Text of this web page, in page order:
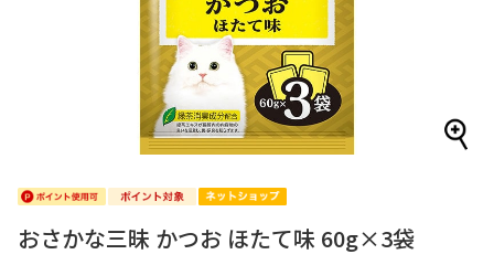
おさかな三昧 かつお ほたて味 60g×3袋